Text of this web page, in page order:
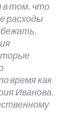
в том, что
расходы
время как
Иванова,